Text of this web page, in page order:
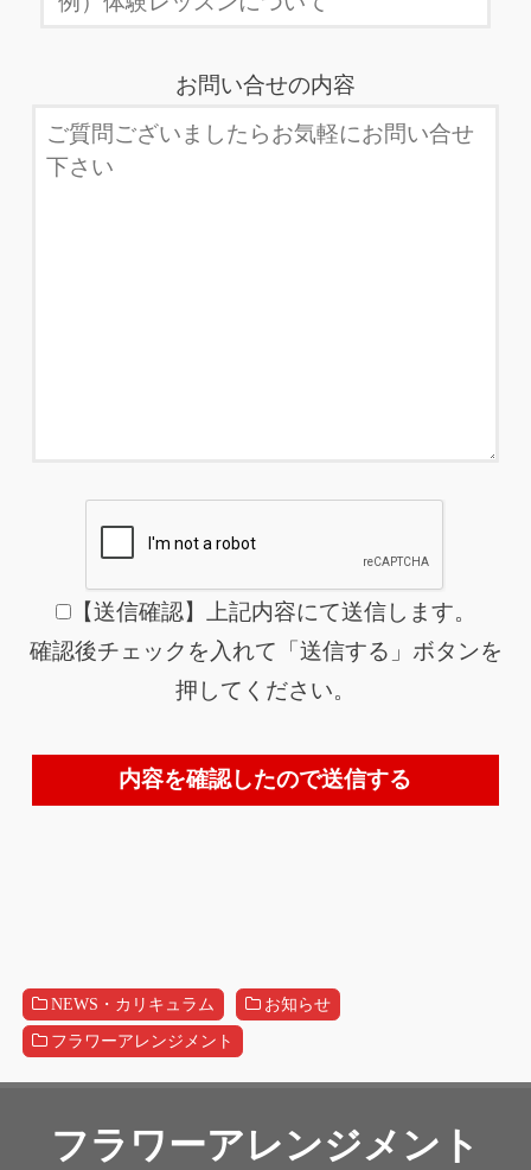
お問い合せの内容
【送信確認】上記内容にて送信します。
確認後チェックを入れて「送信する」ボタンを
押してください。
フ
ィ
ド
NEWS・カリキュラム
お知らせ
フラワーアレンジメント
フラワーアレンジメント